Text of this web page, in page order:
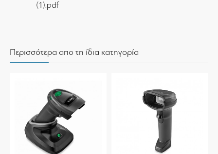
(1).pdf
Περισσότερα απο τη ίδια κατηγορία